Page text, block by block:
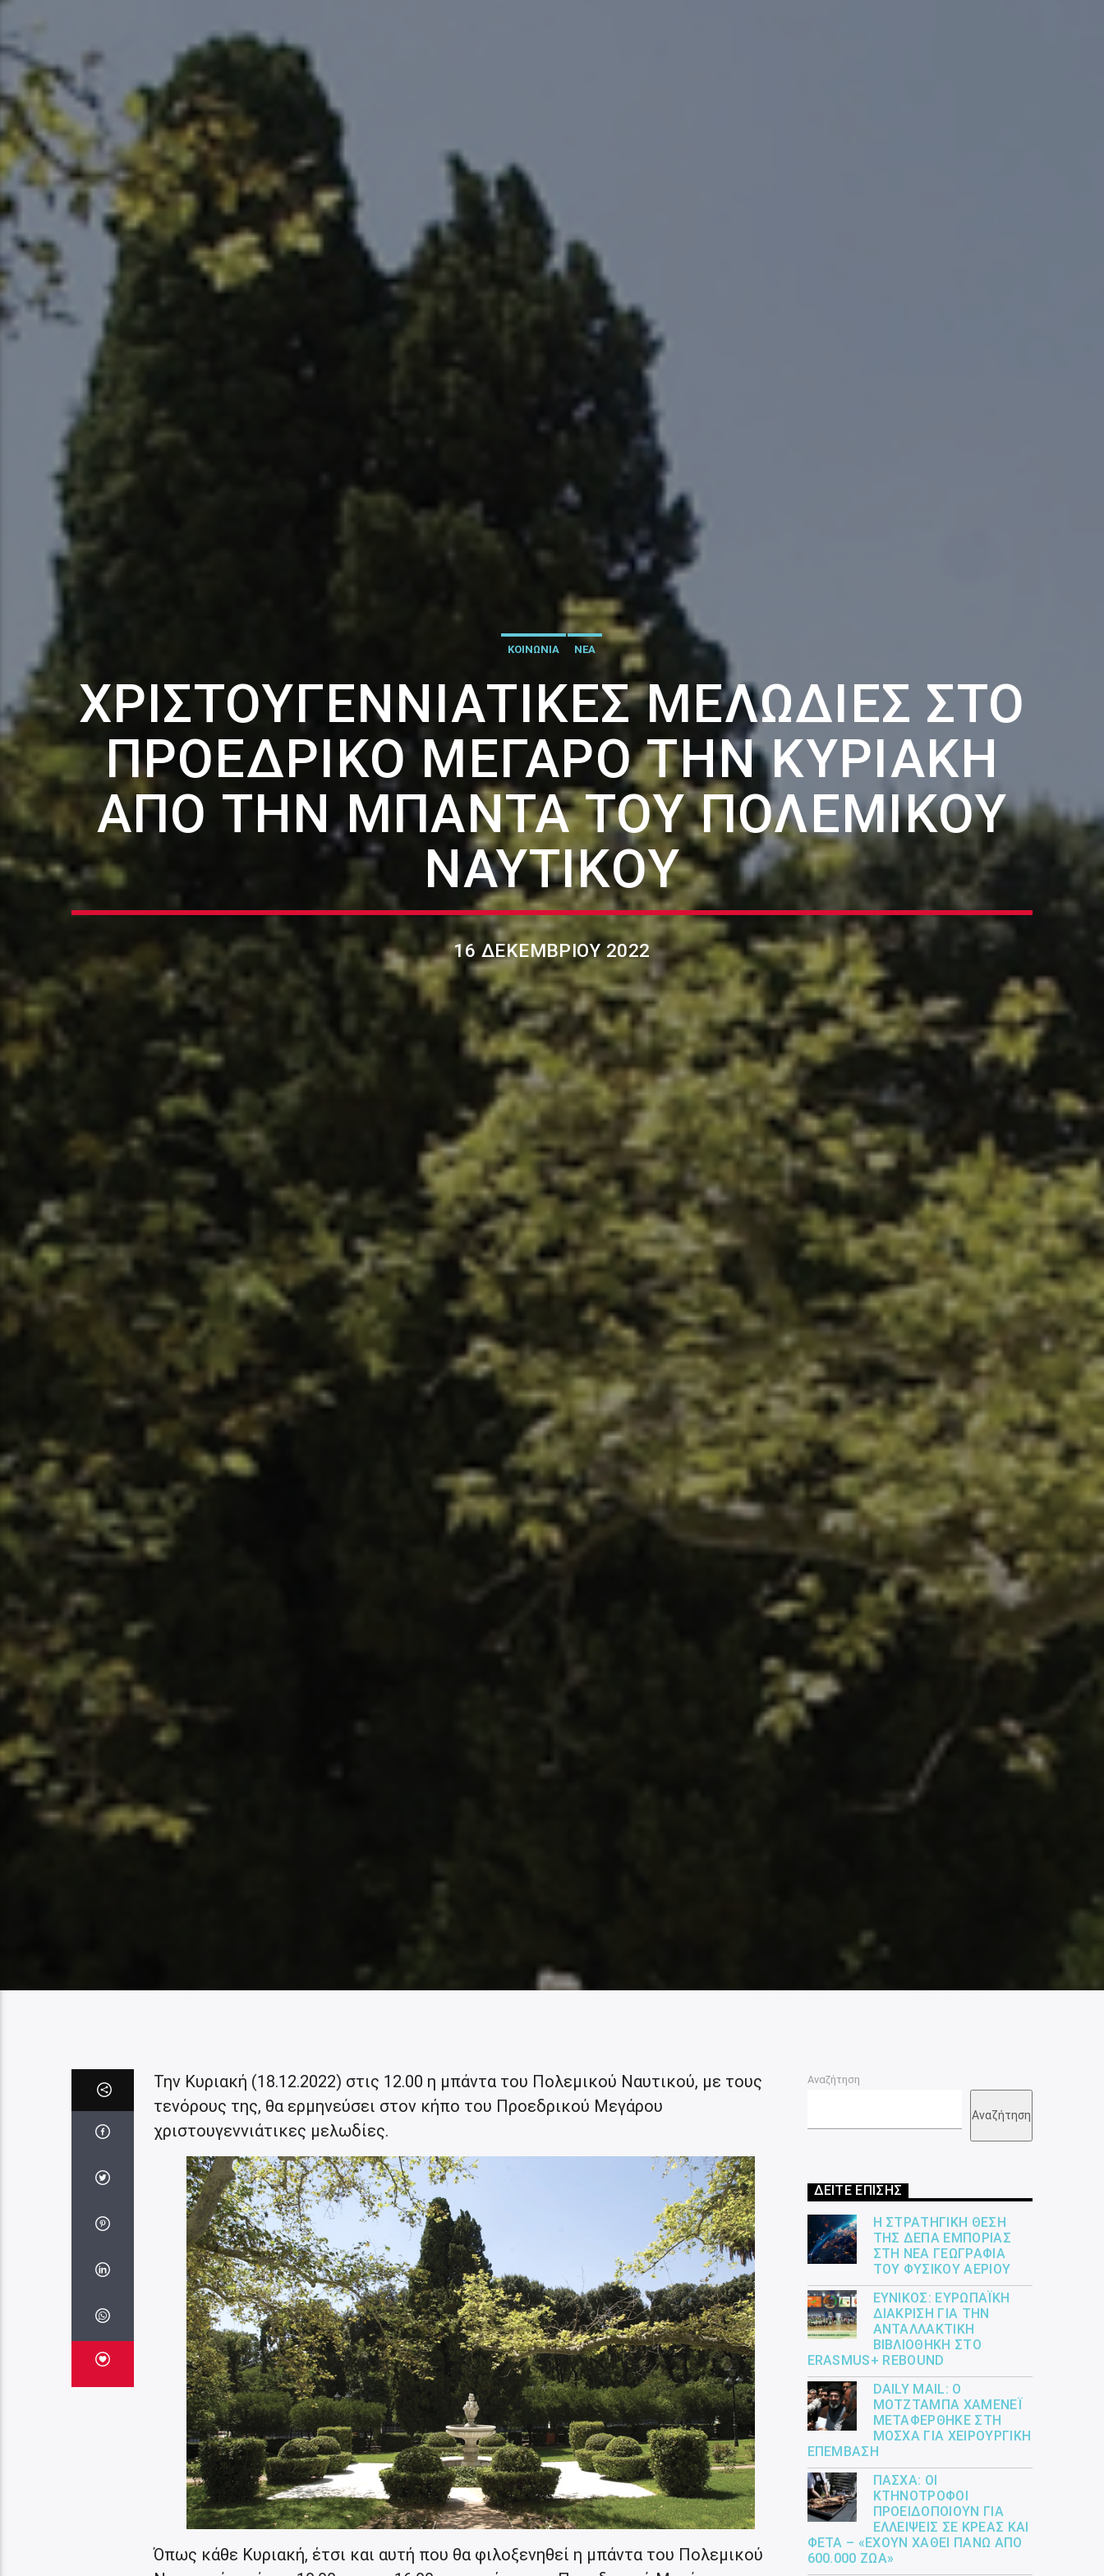
ΚΟΙΝΩΝΙΑ ΝΕΑ
ΧΡΙΣΤΟΥΓΕΝΝΙΆΤΙΚΕΣ ΜΕΛΩΔΊΕΣ ΣΤΟ
ΠΡΟΕΔΡΙΚΌ ΜΈΓΑΡΟ ΤΗΝ ΚΥΡΙΑΚΉ
ΑΠΌ ΤΗΝ ΜΠΆΝΤΑ ΤΟΥ ΠΟΛΕΜΙΚΟΎ
ΝΑΥΤΙΚΟΎ
16 ΔΕΚΕΜΒΡΊΟΥ 2022
Την Κυριακή (18.12.2022) στις 12.00 η μπάντα του Πολεμικού Ναυτικού, με τους
τενόρους της, θα ερμηνεύσει στον κήπο του Προεδρικού Μεγάρου
χριστουγεννιάτικες μελωδίες.
Όπως κάθε Κυριακή, έτσι και αυτή που θα φιλοξενηθεί η μπάντα του Πολεμικού
Αναζήτηση
Αναζήτηση
ΔΕΙΤΕ ΕΠΙΣΗΣ
Η ΣΤΡΑΤΗΓΙΚΉ ΘΈΣΗ
ΤΗΣ ΔΕΠΑ ΕΜΠΟΡΊΑΣ
ΣΤΗ ΝΈΑ ΓΕΩΓΡΑΦΊΑ
ΤΟΥ ΦΥΣΙΚΟΎ ΑΕΡΊΟΥ
ΕΎΝΙΚΟΣ: ΕΥΡΩΠΑΪΚΉ
ΔΙΆΚΡΙΣΗ ΓΙΑ ΤΗΝ
ΑΝΤΑΛΛΑΚΤΙΚΉ
ΒΙΒΛΙΟΘΉΚΗ ΣΤΟ
ERASMUS+ REBOUND
DAILY MAIL: Ο
ΜΟΤΖΤΆΜΠΑ ΧΑΜΕΝΕΪ́
ΜΕΤΑΦΈΡΘΗΚΕ ΣΤΗ
ΜΌΣΧΑ ΓΙΑ ΧΕΙΡΟΥΡΓΙΚΉ
ΕΠΈΜΒΑΣΗ
ΠΆΣΧΑ: ΟΙ
ΚΤΗΝΟΤΡΌΦΟΙ
ΠΡΟΕΙΔΟΠΟΙΟΎΝ ΓΙΑ
ΕΛΛΕΊΨΕΙΣ ΣΕ ΚΡΈΑΣ ΚΑΙ
ΦΈΤΑ – «ΈΧΟΥΝ ΧΑΘΕΊ ΠΆΝΩ ΑΠΌ
600.000 ΖΏΑ»